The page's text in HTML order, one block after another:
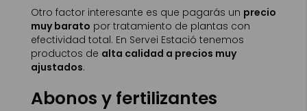
Otro factor interesante es que pagarás un precio
muy barato por tratamiento de plantas con
efectividad total. En Servei Estació tenemos
productos de alta calidad a precios muy
ajustados.
Abonos y fertilizantes